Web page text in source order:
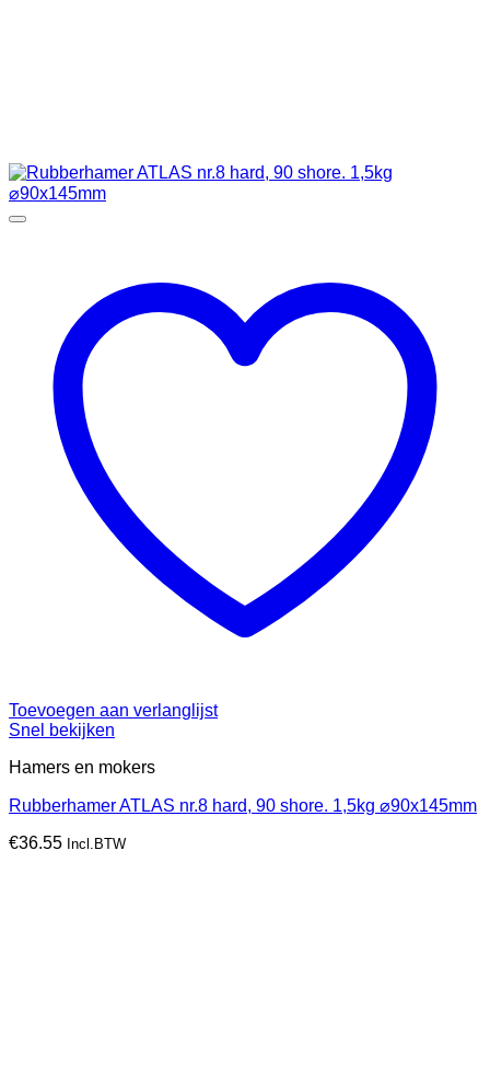
Toevoegen aan verlanglijst
Snel bekijken
Hamers en mokers
Rubberhamer ATLAS nr.8 hard, 90 shore. 1,5kg ⌀90x145mm
€36.55 Incl.BTW